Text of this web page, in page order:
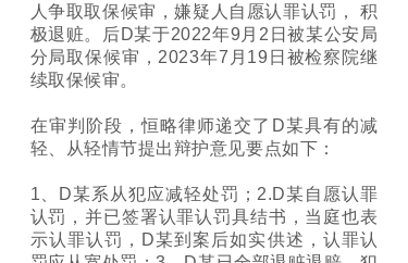
人争取取保候审，嫌疑人自愿认罪认罚， 积
极退赃。后D某于2022年9月2日被某公安局
分局取保候审，2023年7月19日被检察院继
续取保候审。
在审判阶段，恒略律师递交了D某具有的减
轻、从轻情节提出辩护意见要点如下：
1、D某系从犯应减轻处罚；2.D某自愿认罪
认罚，并已签署认罪认罚具结书，当庭也表
示认罪认罚，D某到案后如实供述，认罪认